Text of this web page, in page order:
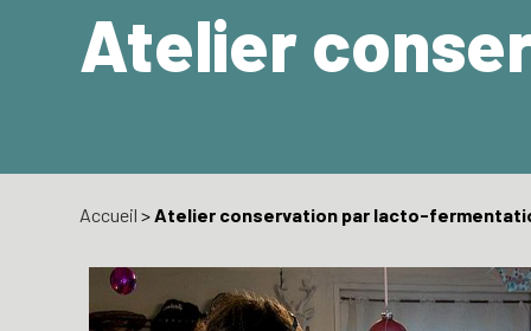
Atelier
Accueil >Atelier conservation par lacto-